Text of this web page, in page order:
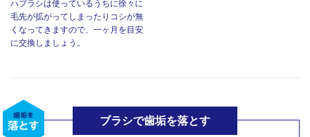
ハブラシは使っているうちに徐々に
毛先が拡がってしまったりコシが無
くなってきますので、一ヶ月を目安
に交換しましょう。
ブラシで歯垢を落とす